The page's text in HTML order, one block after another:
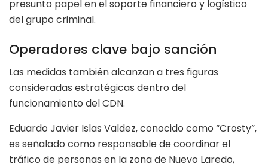
presunto papel en el soporte financiero y logístico
del grupo criminal.
Operadores clave bajo sanción
Las medidas también alcanzan a tres figuras
consideradas estratégicas dentro del
funcionamiento del CDN.
Eduardo Javier Islas Valdez, conocido como “Crosty”,
es señalado como responsable de coordinar el
tráfico de personas en la zona de Nuevo Laredo,